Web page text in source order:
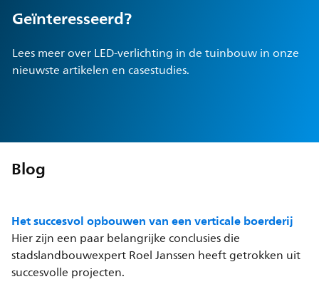
Geïnteresseerd?
Lees meer over LED-verlichting in de tuinbouw in onze
nieuwste artikelen en casestudies.
Blog
Het succesvol opbouwen van een verticale boerderij
Hier zijn een paar belangrijke conclusies die
stadslandbouwexpert Roel Janssen heeft getrokken uit
succesvolle projecten.